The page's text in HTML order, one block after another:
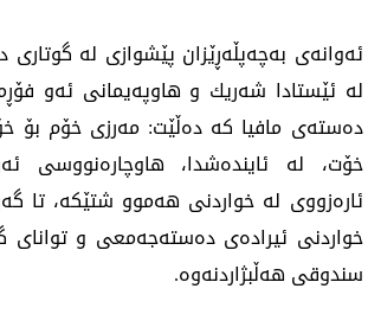
ئەوانەی بەچەپڵەڕێزان پێشوازی لە
لە ئێستادا شەریك و هاوپەیمانی ئەو
دەستەی مافیا كە دەڵێت: مەرزی خۆم بۆ
خۆت، لە ئایندەشدا، هاوچارەنووسی
ئارەزووی لە خواردنی هەموو شتێكە، تا
خواردنی ئیرادەی دەستەجەمعی و توانای
سندوقی هەڵبژاردنەوە.